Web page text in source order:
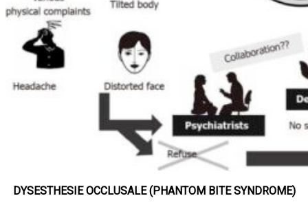
DYSESTHESIE OCCLUSALE (PHANTOM BITE SYNDROME)